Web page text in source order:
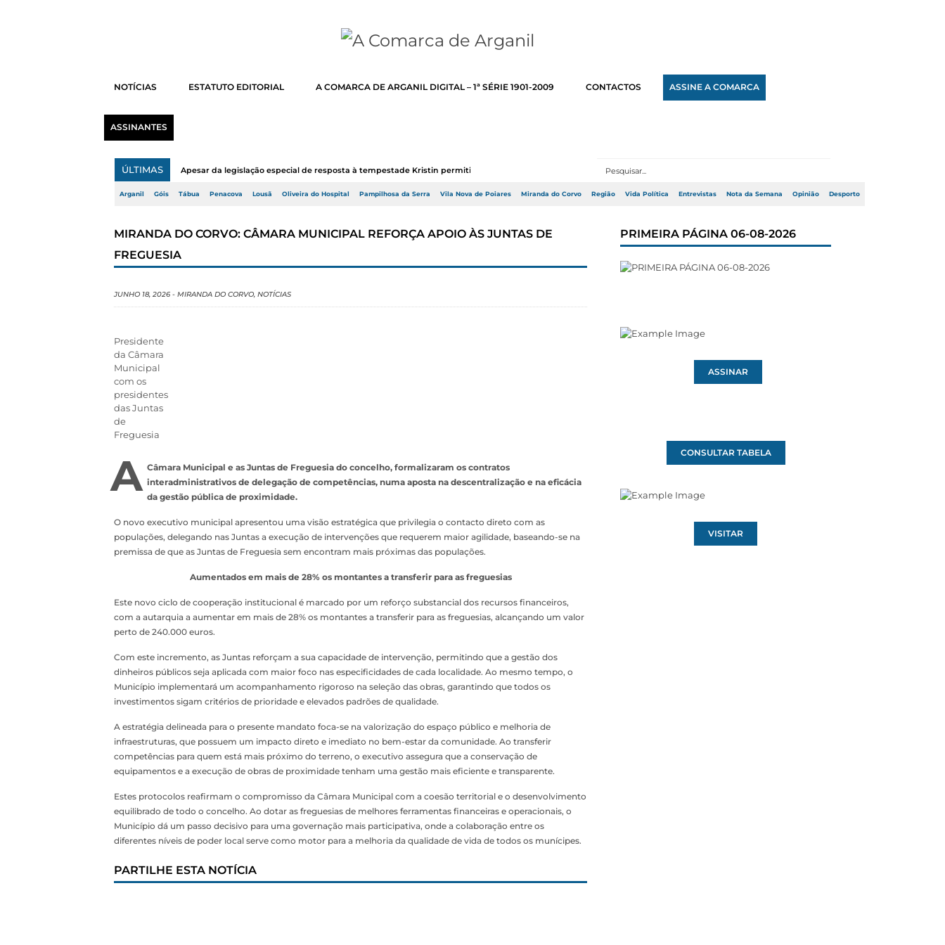
NOTÍCIAS ESTATUTO EDITORIAL A COMARCA DE ARGANIL DIGITAL – 1ª SÉRIE 1901-2009 CONTACTOS ASSINE A COMARCA
ASSINANTES
ÚLTIMAS Apesar da legislação especial de resposta à tempestade Kristin permitir a adj...
Arganil Góis Tábua Penacova Lousã Oliveira do Hospital Pampilhosa da Serra Vila Nova de Poiares Miranda do Corvo Região Vida Política Entrevistas Nota da Semana Opinião Desporto
MIRANDA DO CORVO: CÂMARA MUNICIPAL REFORÇA APOIO ÀS JUNTAS DE
FREGUESIA
JUNHO 18, 2026 - MIRANDA DO CORVO, NOTÍCIAS
Presidente
da Câmara
Municipal
com os
presidentes
das Juntas
de
Freguesia
A Câmara Municipal e as Juntas de Freguesia do concelho, formalizaram os contratos
interadministrativos de delegação de competências, numa aposta na descentralização e na eficácia
da gestão pública de proximidade.
O novo executivo municipal apresentou uma visão estratégica que privilegia o contacto direto com as
populações, delegando nas Juntas a execução de intervenções que requerem maior agilidade, baseando-se na
premissa de que as Juntas de Freguesia sem encontram mais próximas das populações.
Aumentados em mais de 28% os montantes a transferir para as freguesias
Este novo ciclo de cooperação institucional é marcado por um reforço substancial dos recursos financeiros,
com a autarquia a aumentar em mais de 28% os montantes a transferir para as freguesias, alcançando um valor
perto de 240.000 euros.
Com este incremento, as Juntas reforçam a sua capacidade de intervenção, permitindo que a gestão dos
dinheiros públicos seja aplicada com maior foco nas especificidades de cada localidade. Ao mesmo tempo, o
Município implementará um acompanhamento rigoroso na seleção das obras, garantindo que todos os
investimentos sigam critérios de prioridade e elevados padrões de qualidade.
A estratégia delineada para o presente mandato foca-se na valorização do espaço público e melhoria de
infraestruturas, que possuem um impacto direto e imediato no bem-estar da comunidade. Ao transferir
competências para quem está mais próximo do terreno, o executivo assegura que a conservação de
equipamentos e a execução de obras de proximidade tenham uma gestão mais eficiente e transparente.
Estes protocolos reafirmam o compromisso da Câmara Municipal com a coesão territorial e o desenvolvimento
equilibrado de todo o concelho. Ao dotar as freguesias de melhores ferramentas financeiras e operacionais, o
Município dá um passo decisivo para uma governação mais participativa, onde a colaboração entre os
diferentes níveis de poder local serve como motor para a melhoria da qualidade de vida de todos os munícipes.
PARTILHE ESTA NOTÍCIA
PRIMEIRA PÁGINA 06-08-2026
ASSINAR
CONSULTAR TABELA
VISITAR